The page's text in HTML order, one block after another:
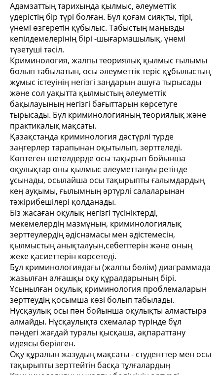
Адамзаттың тарихында қылмыс, әлеуметтік
үдерістің бір түрі болған. Бұл қоғам сияқты, тірі,
үнемі өзгеретін құбылыс. Табыстың маңызды
кепілдемелерінің бірі -шығармашылық, үнемі
түзетуші тәсіл.
Криминология, жалпы теориялық қылмыс ғылымы
болып табылатын, осы әлеуметтік теріс құбылыстың
жұмыс істеуінің негізгі заңдарын ашуға тырысады
және сол уақытта қылмыстың әлеуметтік
бақылауының негізгі бағыттарын көрсетуге
тырысады. Бұл криминологияның теориялық және
практикалық мақсаты.
Қазақстанда криминология дәстүрлі түрде
заңгерлер тарапынан оқытылып, зерттеледі.
Көптеген шетелдерде осы тақырып бойынша
оқулықтар оны қылмыс әлеуметтануы ретінде
ұсынады, осылайша осы тақырыпты ғалымдардың
кең ауқымы, ғылымның әртүрлі салаларынан
тәжірибешілері қолданады.
Біз жасаған оқулық негізгі түсініктерді,
мекемелердің мазмұнын, криминологиялық
зерттеулердің әдіснамасы мен әдістемесін,
қылмыстың анықталуын,себептерін және оның
жеке қасиеттерін көрсетеді.
Бұл криминологиядағы (жалпы бөлім) диаграммада
жазылған алғашқы оқу құралдарының бірі.
Ұсынылған оқулық криминология проблемаларын
зерттеудің қосымша көзі болып табылады.
Нұсқаулық осы пән бойынша оқулықты алмастыра
алмайды. Нұсқаулықта схемалар түрінде бұл
пәндегі жағдай туралы қысқаша, ақпараттану
идеясы берілген.
Оқу құралын жазудың мақсаты - студенттер мен осы
тақырыпты зерттейтін басқа тұлғалардың